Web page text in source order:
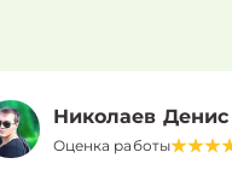
Николаев Денис
Оценка работы